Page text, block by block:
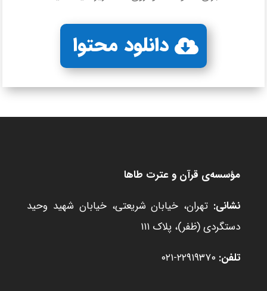
دانلود محتوا
مؤسسه‌ی قرآن و عترت طاها
نشانی: تهران، خیابان شریعتی، خیابان شهید وحید
دستگردی (ظفر)، پلاک ۱۱۱
تلفن: